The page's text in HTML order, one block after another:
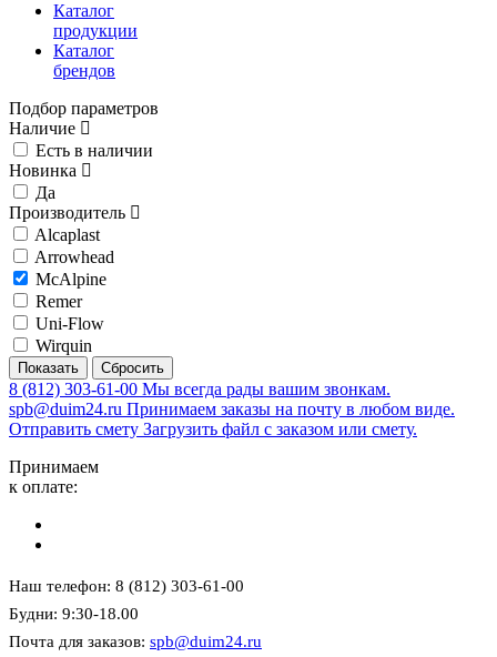
Каталог
продукции
Каталог
брендов
Подбор параметров
Наличие
Есть в наличии
Новинка
Да
Производитель
Alcaplast
Arrowhead
McAlpine
Remer
Uni-Flow
Wirquin
8 (812) 303-61-00 Мы всегда рады вашим звонкам.
spb@duim24.ru Принимаем заказы на почту в любом виде.
Отправить смету Загрузить файл с заказом или смету.
Принимаем
к оплате:
Наш телефон: 8 (812) 303-61-00
Будни: 9:30-18.00
Почта для заказов: spb@duim24.ru